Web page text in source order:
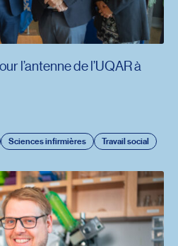
Sciences infirmières Travail social
l’antenne de l’UQAR à